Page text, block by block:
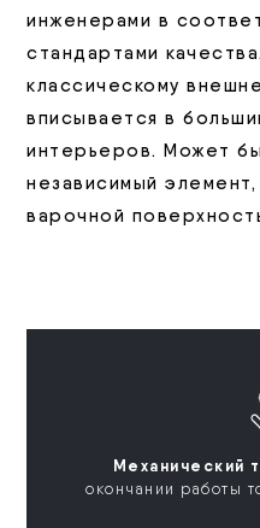
инженерами в
стандартами
классическому
вписывается в
интерьеров. Может
независимый
варочной
Механический
окончании работы